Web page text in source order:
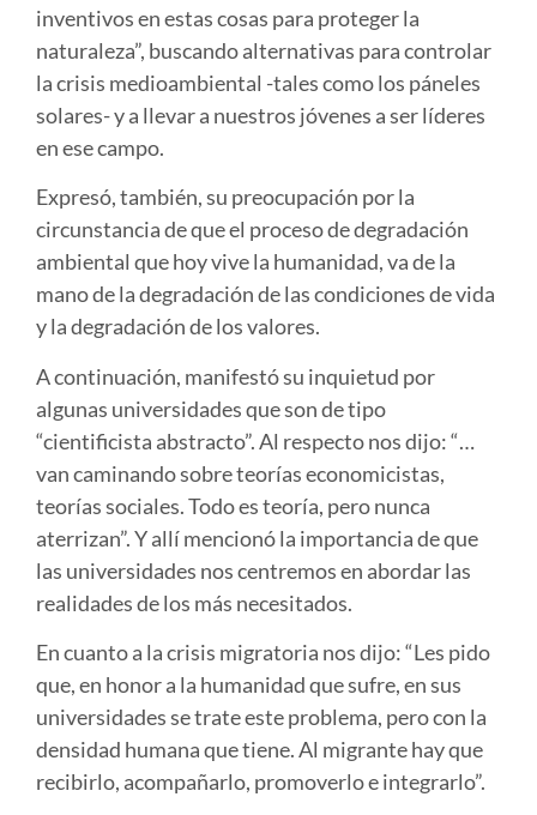
inventivos en estas cosas para proteger la
naturaleza”, buscando alternativas para controlar
la crisis medioambiental -tales como los páneles
solares- y a llevar a nuestros jóvenes a ser líderes
en ese campo.
Expresó, también, su preocupación por la
circunstancia de que el proceso de degradación
ambiental que hoy vive la humanidad, va de la
mano de la degradación de las condiciones de vida
y la degradación de los valores.
A continuación, manifestó su inquietud por
algunas universidades que son de tipo
“cientificista abstracto”. Al respecto nos dijo: “…
van caminando sobre teorías economicistas,
teorías sociales. Todo es teoría, pero nunca
aterrizan”. Y allí mencionó la importancia de que
las universidades nos centremos en abordar las
realidades de los más necesitados.
En cuanto a la crisis migratoria nos dijo: “Les pido
que, en honor a la humanidad que sufre, en sus
universidades se trate este problema, pero con la
densidad humana que tiene. Al migrante hay que
recibirlo, acompañarlo, promoverlo e integrarlo”.